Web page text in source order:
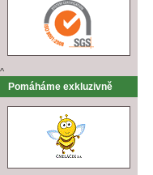
^
Pomáháme exkluzivně